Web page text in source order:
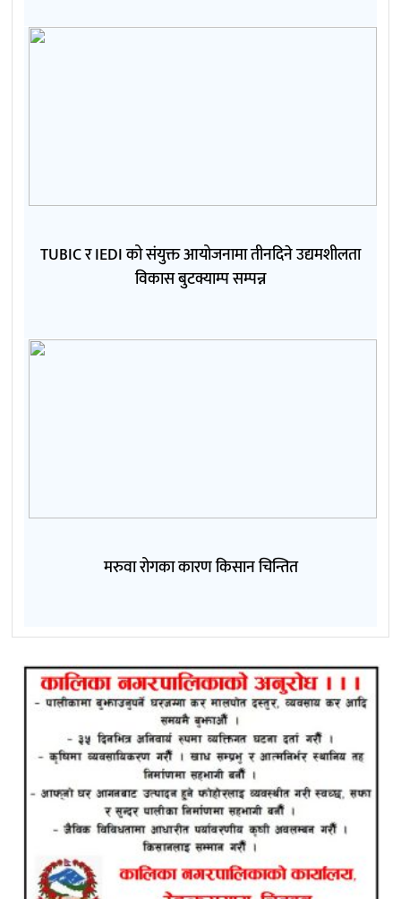
TUBIC र IEDI को संयुक्त आयोजनामा तीनदिने उद्यमशीलता
विकास बुटक्याम्प सम्पन्न
मरुवा रोगका कारण किसान चिन्तित